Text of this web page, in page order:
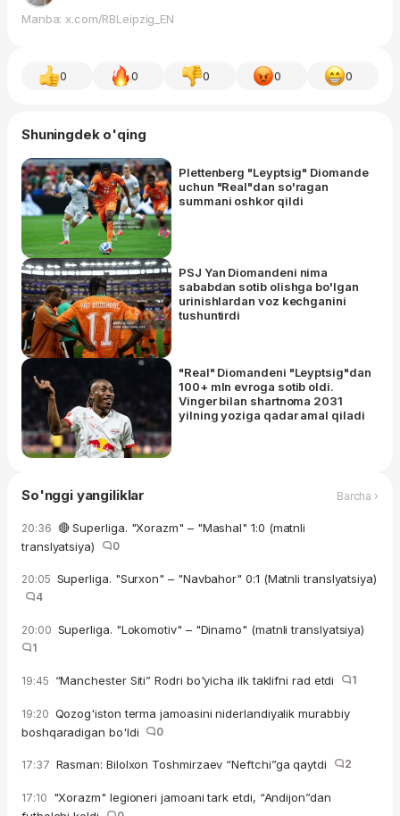
Manba: x.com/RBLeipzig_EN
0 0 0 0 0
Shuningdek o'qing
Plettenberg "Leyptsig" Diomande
uchun "Real"dan so'ragan
summani oshkor qildi
PSJ Yan Diomandeni nima
sababdan sotib olishga bo'lgan
urinishlardan voz kechganini
tushuntirdi
"Real" Diomandeni "Leyptsig"dan
100+ mln evroga sotib oldi.
Vinger bilan shartnoma 2031
yilning yoziga qadar amal qiladi
So'nggi yangiliklar Barcha ›
20:36 🔴 Superliga. "Xorazm" – "Mashal" 1:0 (matnli
translyatsiya)
0
20:05 Superliga. "Surxon" – "Navbahor" 0:1 (Matnli translyatsiya)
4
20:00 Superliga. "Lokomotiv" – "Dinamo" (matnli translyatsiya)
1
19:45 “Manchester Siti” Rodri bo'yicha ilk taklifni rad etdi 1
19:20 Qozog'iston terma jamoasini niderlandiyalik murabbiy
boshqaradigan bo'ldi
0
17:37 Rasman: Bilolxon Toshmirzaev “Neftchi”ga qaytdi 2
17:10 "Xorazm" legioneri jamoani tark etdi, “Andijon”dan